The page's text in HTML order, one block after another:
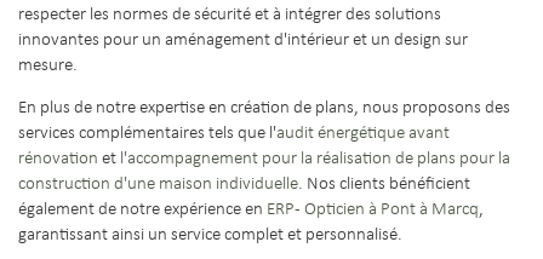
respecter les normes de sécurité et à intégrer des solutions
innovantes pour un aménagement d'intérieur et un design sur
mesure.
En plus de notre expertise en création de plans, nous proposons des
services complémentaires tels que l'audit énergétique avant
rénovation et l'accompagnement pour la réalisation de plans pour la
construction d'une maison individuelle. Nos clients bénéficient
également de notre expérience en ERP - Opticien à Pont à Marcq,
garantissant ainsi un service complet et personnalisé.